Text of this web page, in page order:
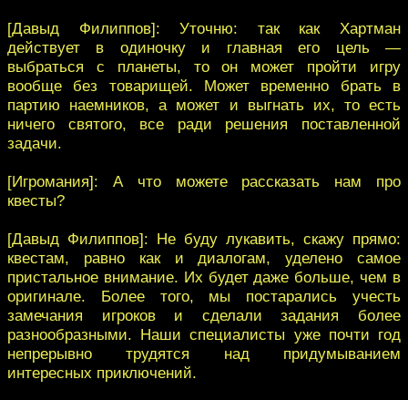
[Давыд Филиппов]: Уточню: так как Хартман
действует в одиночку и главная его цель —
выбраться с планеты, то он может пройти игру
вообще без товарищей. Может временно брать в
партию наемников, а может и выгнать их, то есть
ничего святого, все ради решения поставленной
задачи.
[Игромания]: А что можете рассказать нам про
квесты?
[Давыд Филиппов]: Не буду лукавить, скажу прямо:
квестам, равно как и диалогам, уделено самое
пристальное внимание. Их будет даже больше, чем в
оригинале. Более того, мы постарались учесть
замечания игроков и сделали задания более
разнообразными. Наши специалисты уже почти год
непрерывно трудятся над придумыванием
интересных приключений.